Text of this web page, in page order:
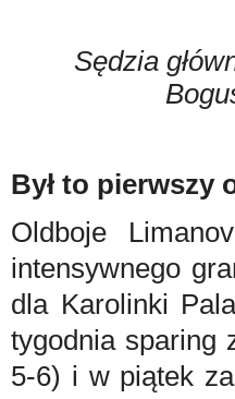
Sędzia
Był to pierwszy
Oldboje
intensywnego
dla Karolinki
tygodnia sparing
5-6) i w piątek